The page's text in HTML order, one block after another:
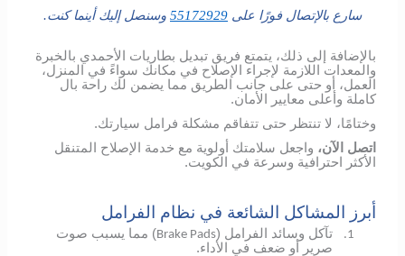
سارع بالإتصال فورًا على 55172929 وسنصل إليك أينما كنت.
بالإضافة إلى ذلك، يتمتع فريق تبديل بطاريات الأحمدي بالخبرة
والمعدات اللازمة لإجراء الإصلاح في مكانك سواءً في المنزل،
العمل، أو حتى على جانب الطريق مما يضمن لك راحة بال
كاملة وأعلى معايير الأمان.
وختامًا، لا تنتظر حتى تتفاقم مشكلة فرامل سيارتك.
اتصل الآن، واجعل سلامتك أولوية مع خدمة الإصلاح المتنقل
الأكثر احترافية وسرعة في الكويت.
أبرز المشاكل الشائعة في نظام الفرامل
1. تآكل وسائد الفرامل (Brake Pads) مما يسبب صوت
صرير أو ضعف في الأداء.